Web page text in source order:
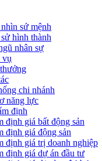
sứ mệnh
hình thành
nhân sự
vụ
chi nhánh
năng lực
định
định giá bất động sản
định giá động sản
định giá trị doanh nghiệp
định giá dự án đầu tư